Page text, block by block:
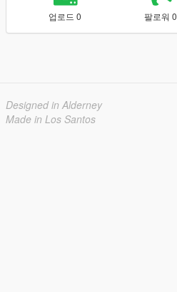
업로드 0 팔로워 0
Designed in Alderney
Made in Los Santos